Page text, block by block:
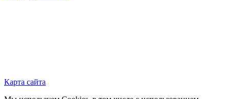
Карта сайта